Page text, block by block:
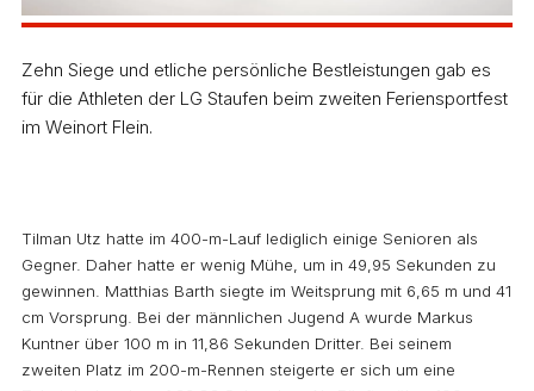
Zehn Siege und etliche persönliche Bestleistungen gab es
für die Athleten der LG Staufen beim zweiten Feriensportfest
im Weinort Flein.
Tilman Utz hatte im 400-m-Lauf lediglich einige Senioren als
Gegner. Daher hatte er wenig Mühe, um in 49,95 Sekunden zu
gewinnen. Matthias Barth siegte im Weitsprung mit 6,65 m und 41
cm Vorsprung. Bei der männlichen Jugend A wurde Markus
Kuntner über 100 m in 11,86 Sekunden Dritter. Bei seinem
zweiten Platz im 200-m-Rennen steigerte er sich um eine